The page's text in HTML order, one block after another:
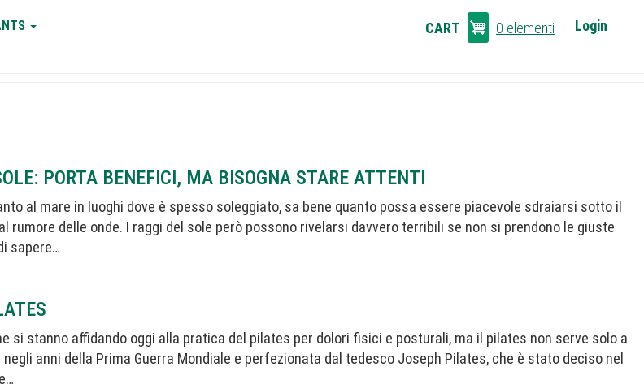
CART
Login
CART 0 elementi
PORTA BENEFICI, MA BISOGNA STARE ATTENTI
al mare in luoghi dove è spesso soleggiato, sa bene quanto possa essere piacevole sdraiarsi sotto il
rumore delle onde. I raggi del sole però possono rivelarsi davvero terribili se non si prendono le giuste
sapere…
si stanno affidando oggi alla pratica del pilates per dolori fisici e posturali, ma il pilates non serve solo a
negli anni della Prima Guerra Mondiale e perfezionata dal tedesco Joseph Pilates, che è stato deciso nel